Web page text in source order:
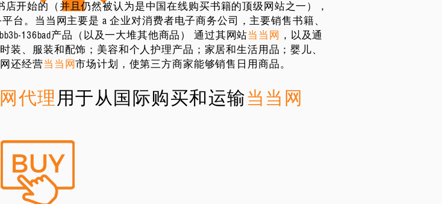
店开始的（并且仍然被认为是中国在线购买书籍的顶级网站之一），
台。当当网主要是 a 企业对消费者电子商务公司，主要销售书籍、
136bad产品（以及一大堆其他商品） 通过其网站当当网 ，以及通
装、服装和配饰；美容和个人护理产品；家居和生活用品；婴儿、
还经营当当网市场计划，使第三方商家能够销售日用商品。
代理 用于从国际购买和运输当当网